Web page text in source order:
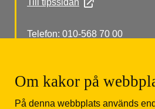
Telefon: 010-568 70 00
Om kakor på
På denna webbplats används